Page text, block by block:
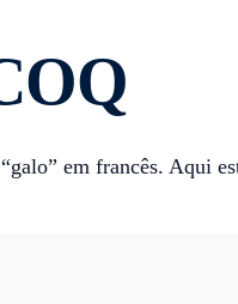
em francês. Aqui